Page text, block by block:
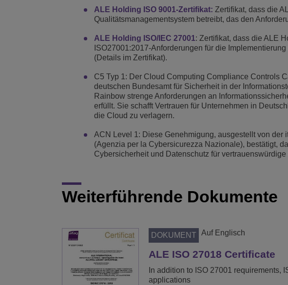
ALE Holding ISO 9001-Zertifikat: Zertifikat, dass die
Qualitätsmanagementsystem betreibt, das den
ALE Holding ISO/IEC 27001: Zertifikat, dass die ALE
ISO27001:2017-Anforderungen für die
(Details im Zertifikat).
C5 Typ 1: Der Cloud Computing Compliance Controls
deutschen Bundesamt für Sicherheit in der
Rainbow strenge Anforderungen an
erfüllt. Sie schafft Vertrauen für Unternehmen in
die Cloud zu verlagern.
ACN Level 1: Diese Genehmigung, ausgestellt von
(Agenzia per la Cybersicurezza Nazionale), bestätigt,
Cybersicherheit und Datenschutz für
Weiterführende Dokumente
DOKUMENT Auf Englisch
ALE ISO 27018 Certificate
In addition to ISO 27001 requirements,
applications